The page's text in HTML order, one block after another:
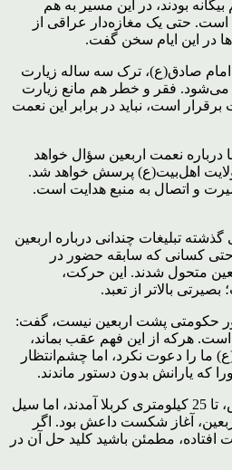
بودند، در این مسیر به هم
است. حتی یک مغازه‌دار عراقی از
در این ایام سخن گفت.
امام صادق(ع)، ترک سه ساله زیارت
می‌شود. فقر و خطر هم مانع زیارت
برقرار است، نباید در برابر این نعمت
درباره نعمت اربعین سؤال خواهد
اهل‌بیت(ع) پرسش خواهد شد.
و اتصال به منبع هدایت است.
تبلیغات چندانی درباره اربعین
حتی کسانی که سابقه حضور در
متحول شدند. این حرکت،
بالاتر از تعبد.
حکومتی پشت اربعین نیست، گفت:
هرکه از این فهم عقب بماند،
را دعوت نکرد، اما چشم‌انتظار
که یارانش بدون دستور ماندند.
وی افزود: در اوج تهدید داعش، تا 25 کیلومتری کربلا آمدند، اما سیل
آغاز شکست داعش بود. اگر
افتاده، مطمئن باشید کلید حل آن در